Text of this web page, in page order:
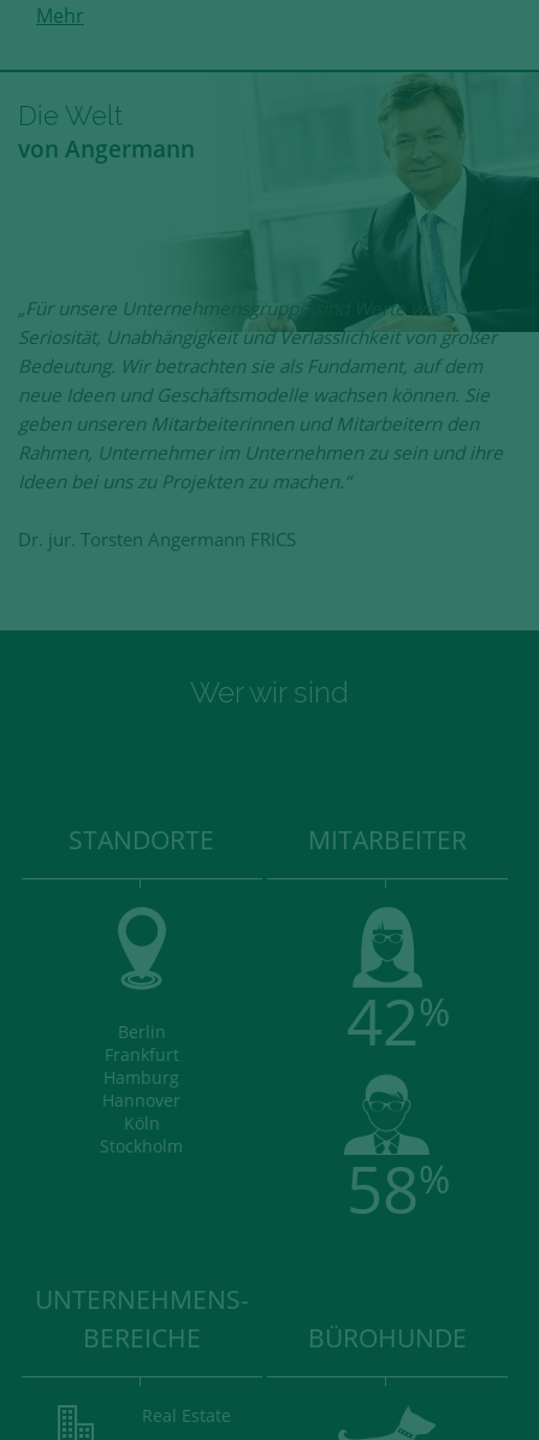
Mehr
Die Welt
von Angermann
„Für unsere Unternehmensgruppe sind Werte wie
Seriosität, Unabhängigkeit und Verlässlichkeit von großer
Bedeutung. Wir betrachten sie als Fundament, auf dem
neue Ideen und Geschäftsmodelle wachsen können. Sie
geben unseren Mitarbeiterinnen und Mitarbeitern den
Rahmen, Unternehmer im Unternehmen zu sein und ihre
Ideen bei uns zu Projekten zu machen.“
Dr. jur. Torsten Angermann FRICS
Wer wir sind
STANDORTE
Berlin
Frankfurt
Hamburg
Hannover
Köln
Stockholm
MITARBEITER
42%
58%
UNTERNEHMENS-
BEREICHE
Real Estate
BÜROHUNDE